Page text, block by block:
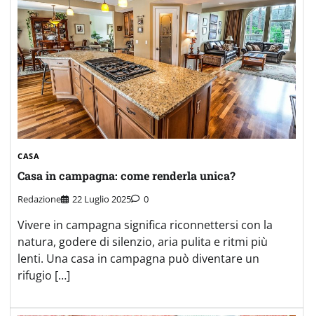
CASA
Casa in campagna: come renderla unica?
Redazione 22 Luglio 2025 0
Vivere in campagna significa riconnettersi con la
natura, godere di silenzio, aria pulita e ritmi più
lenti. Una casa in campagna può diventare un
rifugio […]